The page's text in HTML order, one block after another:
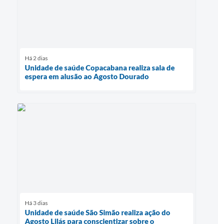
Há 2 dias
Unidade de saúde Copacabana realiza sala de
espera em alusão ao Agosto Dourado
Há 3 dias
Unidade de saúde São Simão realiza ação do
Agosto Lilás para conscientizar sobre o